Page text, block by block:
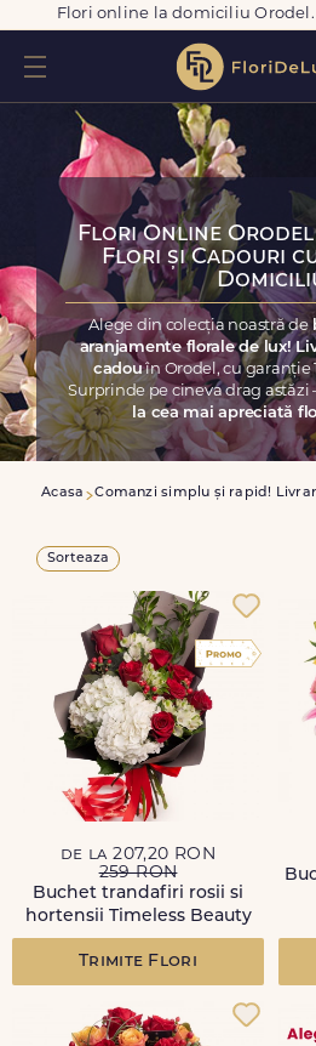
Flori online la domiciliu
Flori Online Orodel
Flori și Cadouri
Alege din colecția noastră de
aranjamente florale de lux!
cadouîn Orodel, cu garanție
Surprinde pe cineva drag astăzi
la cea mai apreciată
Acasa Comanzi simplu și rapid!
Sorteaza
de la 207,20 RON
259 RON
Buchet trandafiri rosii si
hortensii Timeless Beauty
Trimite Flori